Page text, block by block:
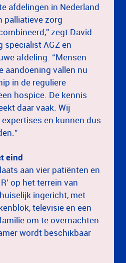
afdelingen in Nederland
palliatieve zorg
zegt David
specialist AGZ en
afdeling. “Mensen
aandoening vallen nu
in de reguliere
hospice. De kennis
daar vaak. Wij
en kunnen dus
eind
aan vier patiënten en
op het terrein van
ingericht, met
televisie en een
om te overnachten
wordt beschikbaar